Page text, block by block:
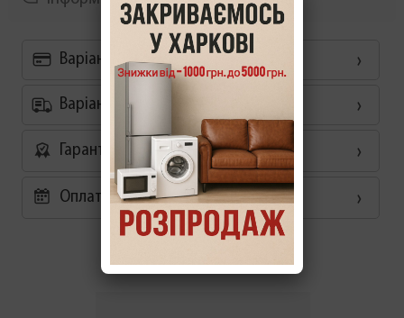
Варіанти оплати
Варіанти доставки
Гарантія
Оплата частинами 0%